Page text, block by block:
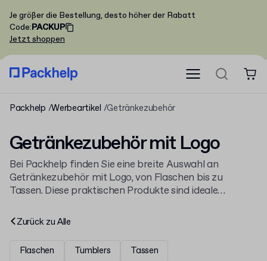
Je größer die Bestellung, desto höher der Rabatt
Code:PACKUP
Jetzt shoppen
Packhelp Werbeartikel Getränkezubehör
Getränkezubehör mit Logo
Bei Packhelp finden Sie eine breite Auswahl an
Getränkezubehör mit Logo, von Flaschen bis zu
Tassen. Diese praktischen Produkte sind ideale
unser gesamtes Sortiment an
Gelegenheit.
Zurück zu Alle
Flaschen Tumblers Tassen